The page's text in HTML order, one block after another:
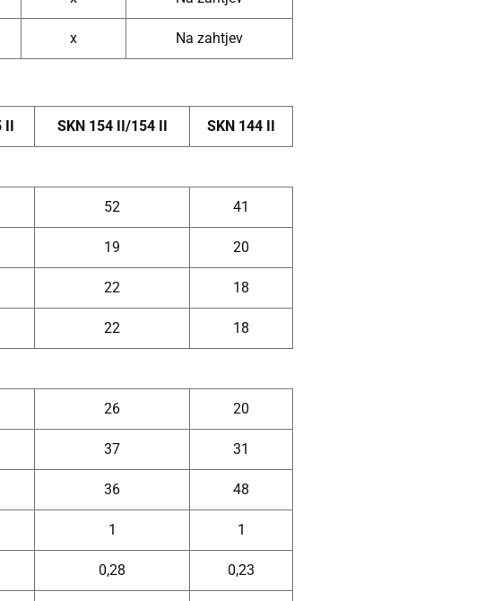
x Na zahtjev
II SKN 154 II/154 II SKN 144 II
52 41
19 20
22 18
22 18
26 20
37 31
36 48
1 1
0,28 0,23